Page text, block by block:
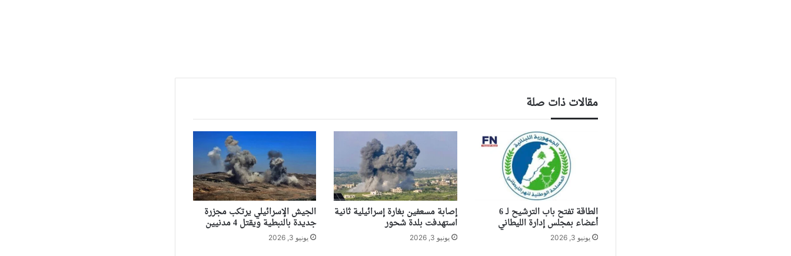
مقالات ذات صلة
الطاقة تفتح باب الترشيح لـ 6
أعضاء بمجلس إدارة الليطاني
يونيو 3, 2026
إصابة مسعفين بغارة إسرائيلية ثانية
استهدفت بلدة شحور
يونيو 3, 2026
الجيش الإسرائيلي يرتكب مجزرة
جديدة بالنبطية ويقتل 4 مدنيين
يونيو 3, 2026